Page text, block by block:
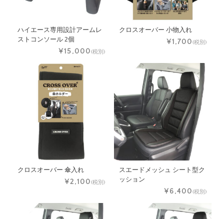
ハイエース専用設計アームレ
ストコンソール 2個
¥15,000(税別)
クロスオーバー 小物入れ
¥1,700(税別)
クロスオーバー 傘入れ
¥2,100(税別)
スエードメッシュ シート型ク
ッション
¥6,400(税別)